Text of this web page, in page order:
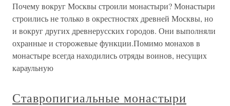
Почему вокруг Москвы строили монастыри? Монастыри
строились не только в окрестностях древней Москвы, но
и вокруг других древнерусских городов. Они выполняли
охранные и сторожевые функции.Помимо монахов в
монастыре всегда находились отряды воинов, несущих
караульную
Ставропигиальные монастыри